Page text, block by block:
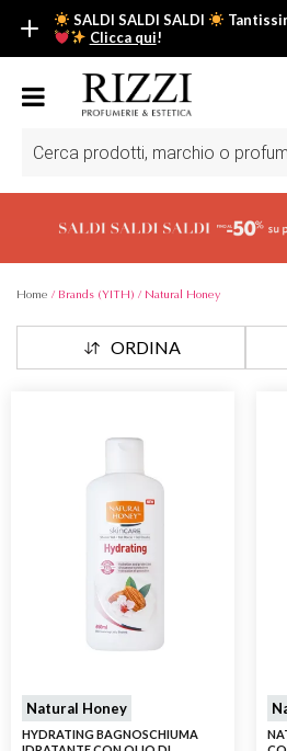
SALDI SALDI SALDI
Clicca qui!
SALDI SALDI SALDI
Fino al -50% su tantissimi prodotti
Scopri tutti i prodotti in super saldo!
prodotti
Home / Brands (YITH) / Natural Honey
ORDINA
Natural Honey
HYDRATING BAGNOSCHIUMA